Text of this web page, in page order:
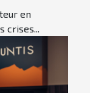
en
crises...